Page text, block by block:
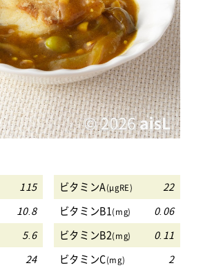
115 ビタミンA(μgRE)
22
10.8 ビタミンB1(mg)
0.06
5.6 ビタミンB2(mg)
0.11
24 ビタミンC(mg)
2